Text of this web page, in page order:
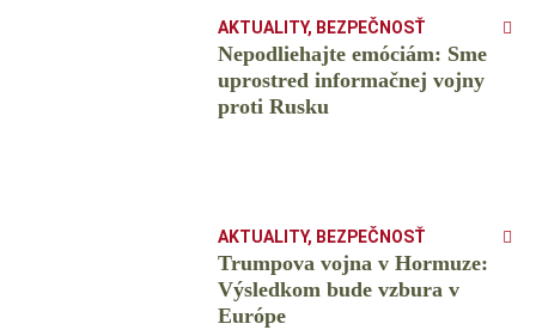
AKTUALITY, BEZPEČNOSŤ
Nepodliehajte emóciám: Sme
uprostred informačnej vojny
proti Rusku
AKTUALITY, BEZPEČNOSŤ
Trumpova vojna v Hormuze:
Výsledkom bude vzbura v
Európe